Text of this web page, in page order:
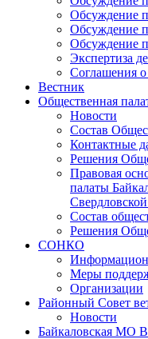
Обсуждение
Обсуждение
Обсуждение
Экспертиза
Соглашения
Вестник
Общественная
Новости
Состав
Контактные
Решения
Правовая
палаты
Состав
Решения
СОНКО
Меры
Организации
Районный Совет
Новости
Байкаловская МО